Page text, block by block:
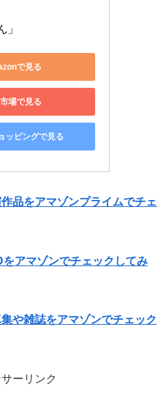
」
で見る
場で見る
ッピングで見る
品をアマゾンプライムでチェ
アマゾンでチェックしてみ
や雑誌をアマゾンでチェック
ーリンク